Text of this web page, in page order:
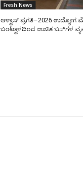
Fresh News
ಆಳ್ವಾಸ್ ಪ್ರಗತಿ–2026 ಉದ್ಯೋಗ
ಬಂಟ್ವಾಳದಿಂದ ಉಚಿತ ಬಸ್‌ಗಳ